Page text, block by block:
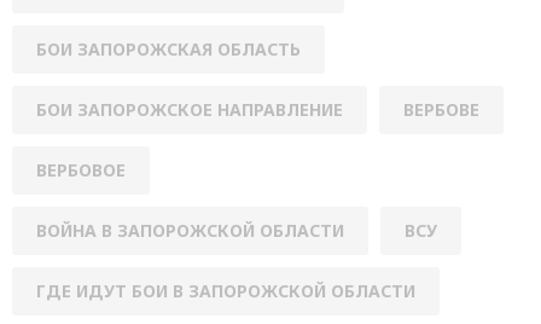
БОИ ЗАПОРОЖСКАЯ ОБЛАСТЬ
БОИ ЗАПОРОЖСКОЕ НАПРАВЛЕНИЕ ВЕРБОВЕ
ВЕРБОВОЕ
ВОЙНА В ЗАПОРОЖСКОЙ ОБЛАСТИ ВСУ
ГДЕ ИДУТ БОИ В ЗАПОРОЖСКОЙ ОБЛАСТИ